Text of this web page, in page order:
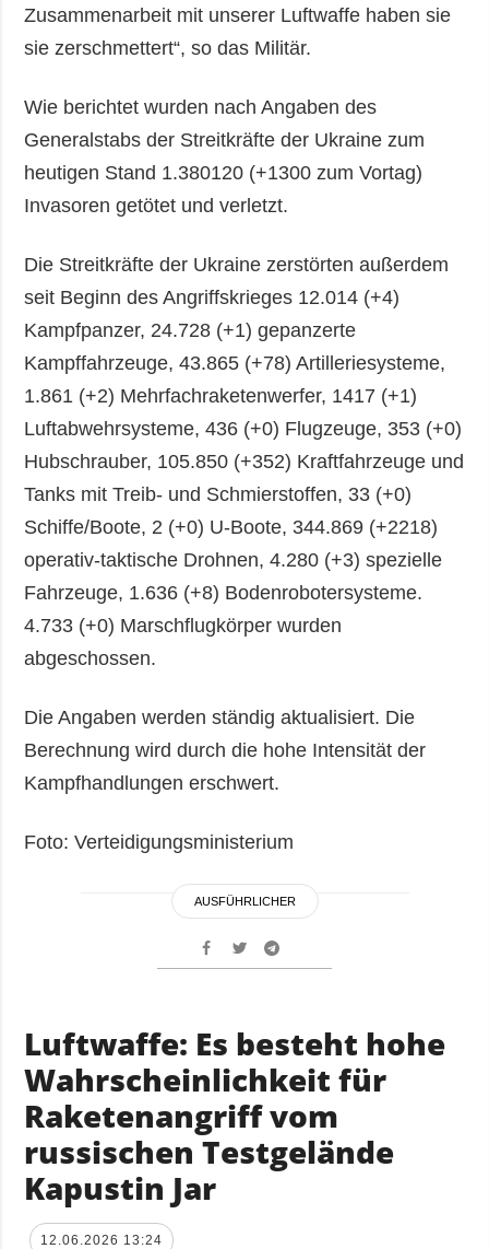
Zusammenarbeit mit unserer Luftwaffe haben sie
sie zerschmettert“, so das Militär.
Wie berichtet wurden nach Angaben des
Generalstabs der Streitkräfte der Ukraine zum
heutigen Stand 1.380120 (+1300 zum Vortag)
Invasoren getötet und verletzt.
Die Streitkräfte der Ukraine zerstörten außerdem
seit Beginn des Angriffskrieges 12.014 (+4)
Kampfpanzer, 24.728 (+1) gepanzerte
Kampffahrzeuge, 43.865 (+78) Artilleriesysteme,
1.861 (+2) Mehrfachraketenwerfer, 1417 (+1)
Luftabwehrsysteme, 436 (+0) Flugzeuge, 353 (+0)
Hubschrauber, 105.850 (+352) Kraftfahrzeuge und
Tanks mit Treib- und Schmierstoffen, 33 (+0)
Schiffe/Boote, 2 (+0) U-Boote, 344.869 (+2218)
operativ-taktische Drohnen, 4.280 (+3) spezielle
Fahrzeuge, 1.636 (+8) Bodenrobotersysteme.
4.733 (+0) Marschflugkörper wurden
abgeschossen.
Die Angaben werden ständig aktualisiert. Die
Berechnung wird durch die hohe Intensität der
Kampfhandlungen erschwert.
Foto: Verteidigungsministerium
AUSFÜHRLICHER
Luftwaffe: Es besteht hohe
Wahrscheinlichkeit für
Raketenangriff vom
russischen Testgelände
Kapustin Jar
12.06.2026 13:24